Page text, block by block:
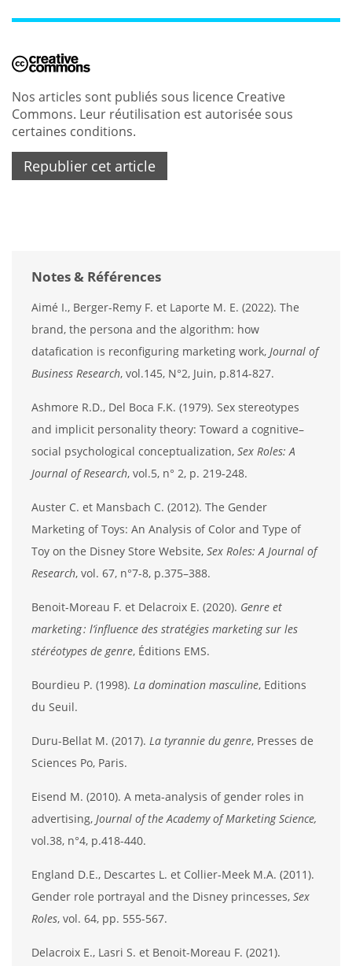
Nos articles sont publiés sous licence Creative
Commons. Leur réutilisation est autorisée sous
certaines conditions.
Republier cet article
Notes & Références
Aimé I., Berger-Remy F. et Laporte M. E. (2022). The
brand, the persona and the algorithm: how
datafication is reconfiguring marketing work, Journal of
Business Research, vol.145, N°2, Juin, p.814-827.
Ashmore R.D., Del Boca F.K. (1979). Sex stereotypes
and implicit personality theory: Toward a cognitive–
social psychological conceptualization, Sex Roles: A
Journal of Research, vol.5, n° 2, p. 219‑248.
Auster C. et Mansbach C. (2012). The Gender
Marketing of Toys: An Analysis of Color and Type of
Toy on the Disney Store Website, Sex Roles: A Journal of
Research, vol. 67, n°7-8, p.375–388.
Benoit-Moreau F. et Delacroix E. (2020). Genre et
marketing : l’influence des stratégies marketing sur les
stéréotypes de genre, Éditions EMS.
Bourdieu P. (1998). La domination masculine, Editions
du Seuil.
Duru-Bellat M. (2017). La tyrannie du genre, Presses de
Sciences Po, Paris.
Eisend M. (2010). A meta-analysis of gender roles in
advertising, Journal of the Academy of Marketing Science,
vol.38, n°4, p.418-440.
England D.E., Descartes L. et Collier-Meek M.A. (2011).
Gender role portrayal and the Disney princesses, Sex
Roles, vol. 64, pp. 555-567.
Delacroix E., Lasri S. et Benoit-Moreau F. (2021).